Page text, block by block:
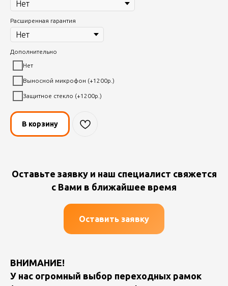
Расширенная гарантия
Дополнительно
Нет
Выносной микрофон (+1200р.)
Защитное стекло (+1200р.)
В корзину
Оставьте заявку и наш специалист свяжется
с Вами в ближайшее время
Оставить заявку
ВНИМАНИЕ!
У нас огромный выбор переходных рамок